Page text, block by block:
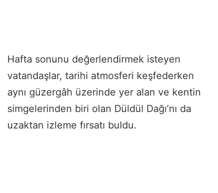
Hafta sonunu değerlendirmek isteyen
vatandaşlar, tarihi atmosferi keşfederken
aynı güzergâh üzerinde yer alan ve kentin
simgelerinden biri olan Düldül Dağı’nı da
uzaktan izleme fırsatı buldu.